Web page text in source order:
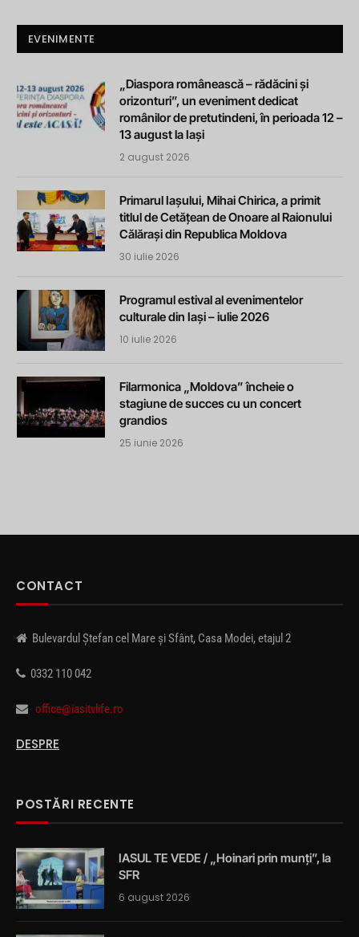
EVENIMENTE
„Diaspora românească – rădăcini și
orizonturi”, un eveniment dedicat
românilor de pretutindeni, în perioada 12 –
13 august la Iași
2 august 2026
Primarul Iașului, Mihai Chirica, a primit
titlul de Cetățean de Onoare al Raionului
Călărași din Republica Moldova
30 iulie 2026
Programul estival al evenimentelor
culturale din Iași – iulie 2026
10 iulie 2026
Filarmonica „Moldova” încheie o
stagiune de succes cu un concert
grandios
25 iunie 2026
CONTACT
Bulevardul Ștefan cel Mare și Sfânt, Casa Modei, etajul 2
0332 110 042
office@iasitvlife.ro
DESPRE
POSTĂRI RECENTE
IASUL TE VEDE / „Hoinari prin munți”, la
SFR
6 august 2026